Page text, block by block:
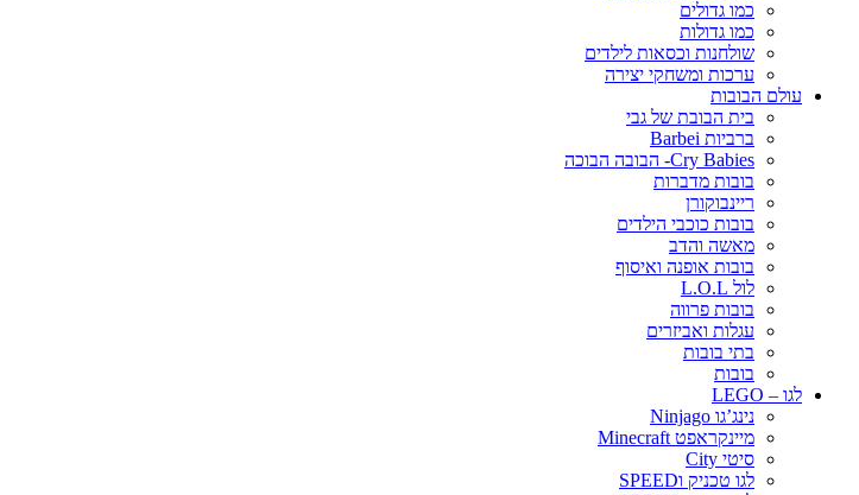
כמו גדולים
כמו גדולות
שולחנות וכסאות לילדים
ערכות ומשחקי יצירה
עולם הבובות
בית הבובת של גבי
ברביות Barbei
Cry Babies- הבובה הבוכה
בובות מדברות
ריינבוקורן
בובות כוכבי הילדים
מאשה והדב
בובות אופנה ואיסוף
לול L.O.L
בובות פרווה
עגלות ואביזרים
בתי בובות
בובות
לגו – LEGO
נינג’גו Ninjago
מיינקראפט Minecraft
סיטי City
לגו טכניק וSPEED